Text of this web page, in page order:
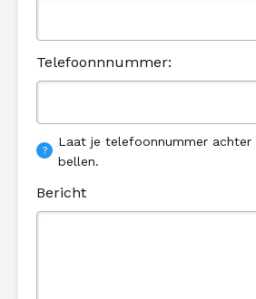
Telefoonnnummer:
Laat je telefoonnummer achter
bellen.
Bericht